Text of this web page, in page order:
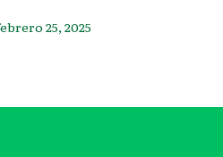
25, 2025